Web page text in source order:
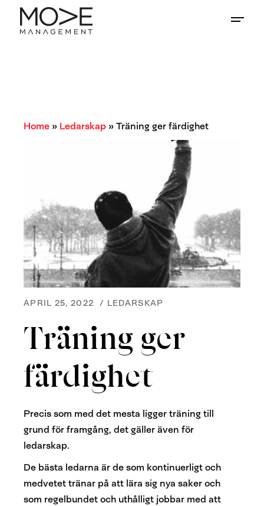
Home» Ledarskap »Träning ger färdighet
APRIL 25, 2022 / LEDARSKAP
Träning ger
färdighet
Precis som med det mesta ligger träning till
grund för framgång, det gäller även för
ledarskap.
De bästa ledarna är de som kontinuerligt och
medvetet tränar på att lära sig nya saker och
som regelbundet och uthålligt jobbar med att